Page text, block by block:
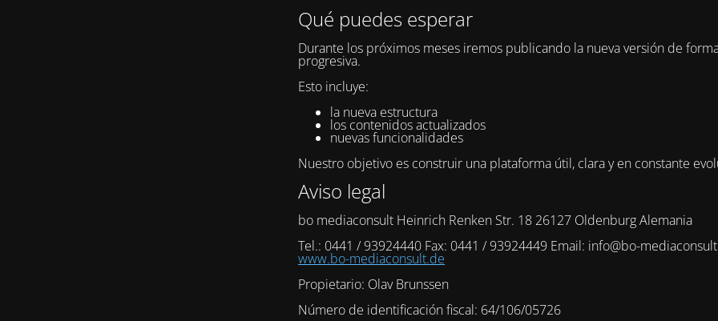
Qué puedes esperar
Durante los próximos meses iremos publicando la nueva versión de
progresiva.
Esto incluye:
la nueva estructura
los contenidos actualizados
nuevas funcionalidades
Nuestro objetivo es construir una plataforma útil, clara y en constante
Aviso legal
bo mediaconsult Heinrich Renken Str. 18 26127 Oldenburg Alemania
Tel.: 0441 / 93924440 Fax: 0441 / 93924449 Email: info@bo-
www.bo-mediaconsult.de
Propietario: Olav Brunssen
Número de identificación fiscal: 64/106/05726